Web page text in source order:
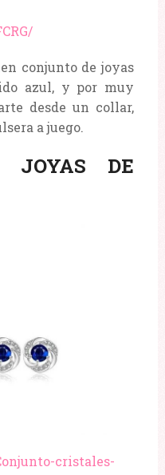
conjunto de joyas
azul, y por muy
desde un collar,
a juego.
JOYAS DE
cristales-